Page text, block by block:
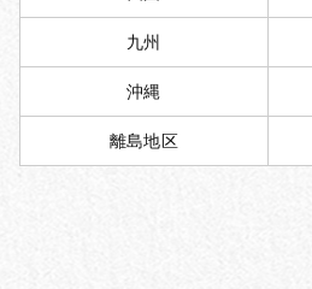
九州
沖縄
離島地区